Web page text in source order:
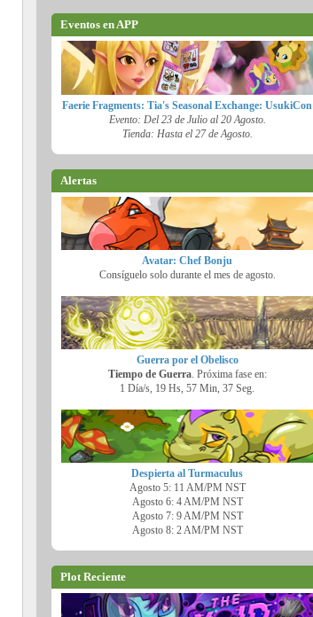
Eventos en APP
Faerie Fragments: Tia's Seasonal Exchange: UsukiCon
Evento: Del 23 de Julio al 20 Agosto.
Tienda: Hasta el 27 de Agosto.
Alertas
Avatar: Chef Bonju
Consíguelo solo durante el mes de agosto.
Guerra por el Obelisco
Tiempo de Guerra. Próxima fase en:
1 Día/s, 19 Hs, 57 Min, 36 Seg.
Despierta al Turmaculus
Agosto 5: 11 AM/PM NST
Agosto 6: 4 AM/PM NST
Agosto 7: 9 AM/PM NST
Agosto 8: 2 AM/PM NST
Plot Reciente